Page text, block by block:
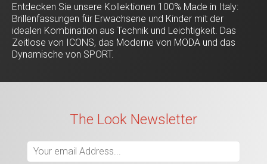
Entdecken Sie unsere Kollektionen 100% Made in Italy:
Brillenfassungen für Erwachsene und Kinder mit der
idealen Kombination aus Technik und Leichtigkeit. Das
Zeitlose von ICONS, das Moderne von MODA und das
Dynamische von SPORT.
The Look Newsletter